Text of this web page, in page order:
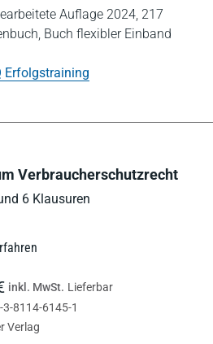
Auflage 2024, 217
Buch flexibler Einband
Erfolgstraining
Verbraucherschutzrecht
6 Klausuren
inkl. MwSt. Lieferbar
3-8114-6145-1
Verlag